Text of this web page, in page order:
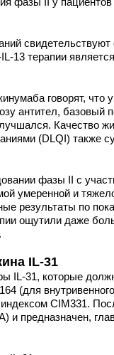
IL-13 терапии
говорят, что
антител, базовый
Качество
(DLQI) также
фазы II с
умеренной и
результаты по
ощутили даже
IL-31
IL-31, которые
(для
CIM331.
и предназначен,